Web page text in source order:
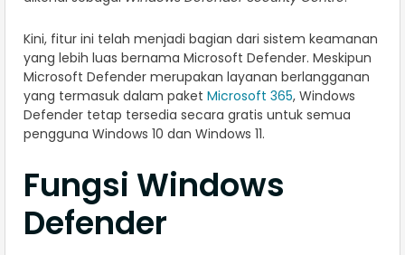
Kini, fitur ini telah menjadi bagian dari sistem keamanan
yang lebih luas bernama Microsoft Defender. Meskipun
Microsoft Defender merupakan layanan berlangganan
yang termasuk dalam paket Microsoft 365, Windows
Defender tetap tersedia secara gratis untuk semua
pengguna Windows 10 dan Windows 11.
Fungsi Windows
Defender